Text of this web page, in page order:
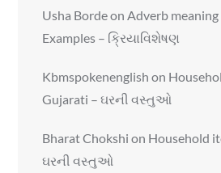
Usha BordeonAdverb
Examples – ક્રિયાવિશેષણ
Kbmspokenenglish on
Gujarati – ઘરની વસ્તુઓ
Bharat Chokshi on Household
ઘરની વસ્તુઓ